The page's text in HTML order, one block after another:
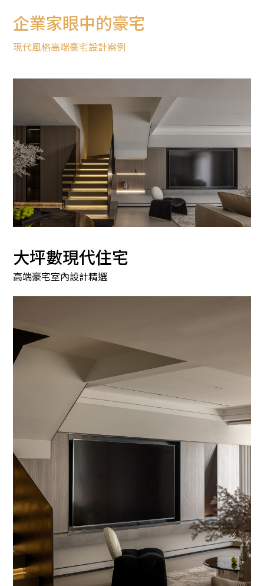
企業家眼中的豪宅
現代風格高端豪宅設計案例
大坪數現代住宅
高端豪宅室內設計精選